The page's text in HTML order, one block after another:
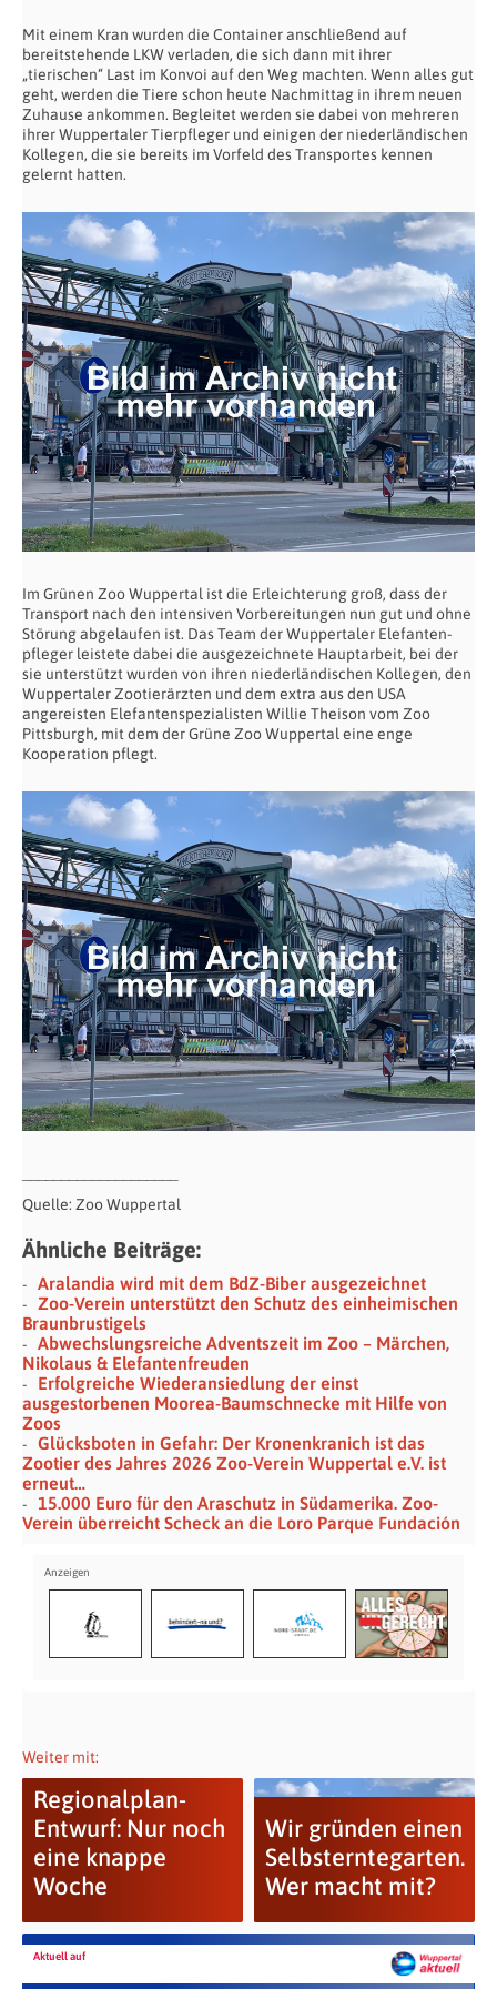
Mit einem Kran wurden die Container anschließend auf
bereitstehende LKW verladen, die sich dann mit ihrer
„tierischen“ Last im Konvoi auf den Weg machten. Wenn alles gut
geht, werden die Tiere schon heute Nachmittag in ihrem neuen
Zuhause ankommen. Begleitet werden sie dabei von mehreren
ihrer Wuppertaler Tierpfleger und einigen der niederländischen
Kollegen, die sie bereits im Vorfeld des Transportes kennen
gelernt hatten.
Im Grünen Zoo Wuppertal ist die Erleichterung groß, dass der
Transport nach den intensiven Vorbereitungen nun gut und ohne
Störung abgelaufen ist. Das Team der Wuppertaler Elefanten-
pfleger leistete dabei die ausgezeichnete Hauptarbeit, bei der
sie unterstützt wurden von ihren niederländischen Kollegen, den
Wuppertaler Zootierärzten und dem extra aus den USA
angereisten Elefantenspezialisten Willie Theison vom Zoo
Pittsburgh, mit dem der Grüne Zoo Wuppertal eine enge
Kooperation pflegt.
Quelle: Zoo Wuppertal
Ähnliche Beiträge:
Aralandia wird mit dem BdZ-Biber ausgezeichnet
Zoo-Verein unterstützt den Schutz des einheimischen
Braunbrustigels
Abwechslungsreiche Adventszeit im Zoo – Märchen,
Nikolaus & Elefantenfreuden
Erfolgreiche Wiederansiedlung der einst
ausgestorbenen Moorea-Baumschnecke mit Hilfe von
Zoos
Glücksboten in Gefahr: Der Kronenkranich ist das
Zootier des Jahres 2026 Zoo-Verein Wuppertal e.V. ist
erneut…
15.000 Euro für den Araschutz in Südamerika. Zoo-
Verein überreicht Scheck an die Loro Parque Fundación
Weiter mit:
Regionalplan-
Entwurf: Nur noch
eine knappe
Woche
Wir gründen einen
Selbsterntegarten.
Wer macht mit?
Aktuell auf